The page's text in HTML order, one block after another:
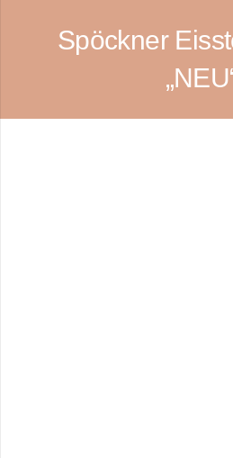
Spöckner